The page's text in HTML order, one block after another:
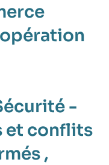
-
et conflits
,